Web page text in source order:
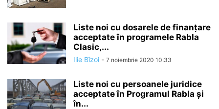
Liste noi cu dosarele de finanțare
acceptate în programele Rabla
Clasic,...
Ilie Bîzoi - 7 noiembrie 2020 10:33
Liste noi cu persoanele juridice
acceptate în Programul Rabla şi
în...